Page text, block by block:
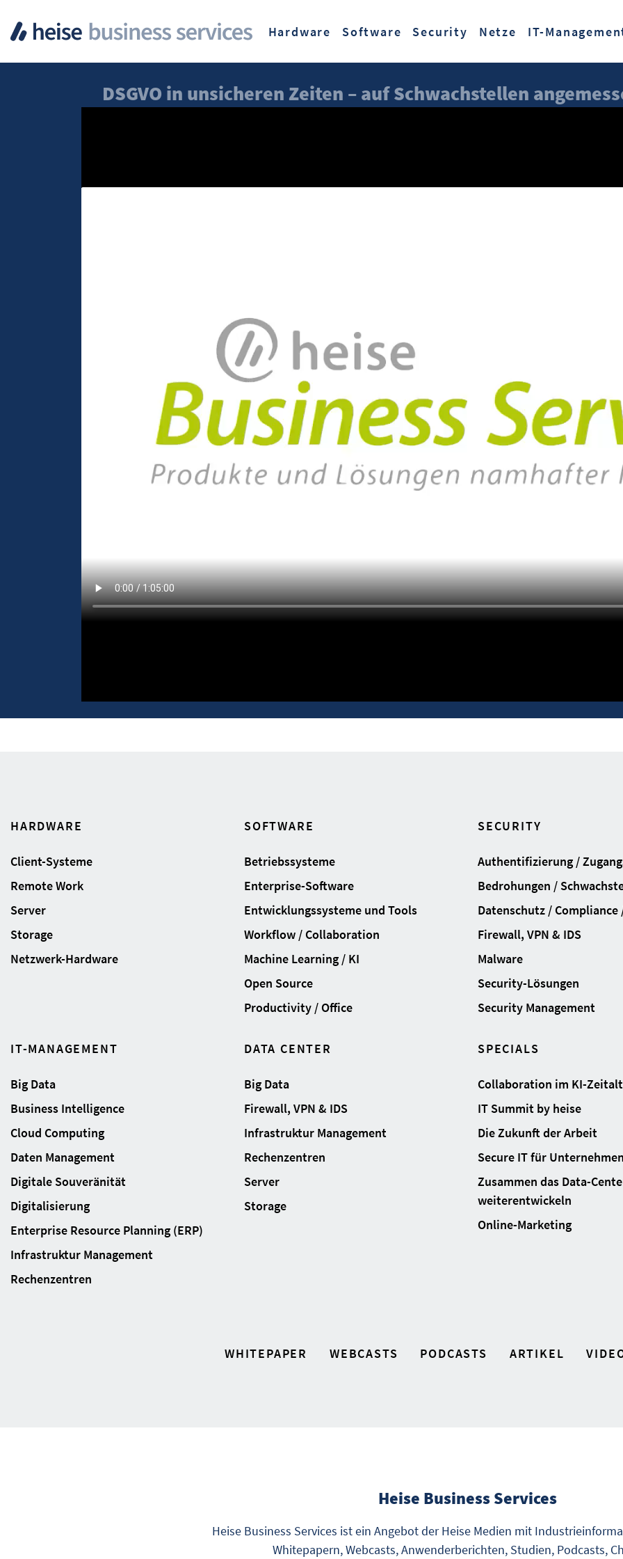
Hardware
Software Security Netze IT-
DSGVO in unsicheren Zeiten – auf Schwachstellen
HARDWARE
Client-Systeme
Remote Work
Server
Storage
Netzwerk-Hardware
SOFTWARE
Betriebssysteme
Enterprise-Software
Entwicklungssysteme und Tools
Workflow / Collaboration
Machine Learning / KI
Open Source
Productivity / Office
SECURITY
Authentifizierung /
Bedrohungen /
Datenschutz /
Firewall, VPN & IDS
Malware
Security-Lösungen
Security Management
IT-MANAGEMENT
Big Data
Business Intelligence
Cloud Computing
Daten Management
Digitale Souveränität
Digitalisierung
Enterprise Resource Planning (ERP)
Infrastruktur Management
Rechenzentren
DATA CENTER
Big Data
Firewall, VPN & IDS
Infrastruktur Management
Rechenzentren
Server
Storage
SPECIALS
Collaboration im KI-
IT Summit by heise
Die Zukunft der Arbeit
Secure IT für Unternehmen
Zusammen das Data-
weiterentwickeln
Online-Marketing
WHITEPAPER WEBCASTS PODCASTS ARTIKEL
Heise Business Services
Heise Business Services ist ein Angebot der Heise Medien mit
Whitepapern, Webcasts, Anwenderberichten, Studien, Podcasts,